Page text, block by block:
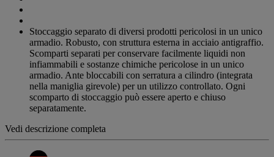
Stoccaggio separato di diversi prodotti pericolosi in un unico
armadio. Robusto, con struttura esterna in acciaio antigraffio.
Scomparti separati per conservare facilmente liquidi non
infiammabili e sostanze chimiche pericolose in un unico
armadio. Ante bloccabili con serratura a cilindro (integrata
nella maniglia girevole) per un utilizzo controllato. Ogni
scomparto di stoccaggio può essere aperto e chiuso
separatamente.
Vedi descrizione completa